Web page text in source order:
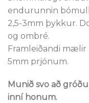
endurunnin
2,5-3mm þykkur.
og ombré.
Framleiðandi mælir
5mm prjónum.
Munið svo að
inní honum.